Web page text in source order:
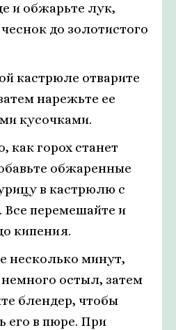
и обжарьте лук,
до золотистого
кастрюле отварите
нарежьте ее
кусочками.
как горох станет
обжаренные
в кастрюлю с
перемешайте и
кипения.
несколько минут,
остыл, затем
блендер, чтобы
его в пюре. При